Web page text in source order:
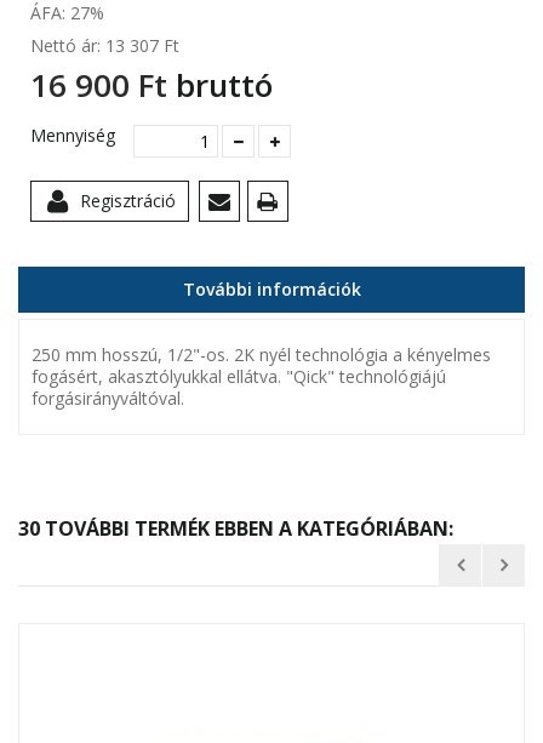
ÁFA: 27%
Nettó ár: 13 307 Ft‎
16 900 Ft‎ bruttó
Mennyiség
Regisztráció
További információk
250 mm hosszú, 1/2"-os. 2K nyél technológia a kényelmes
fogásért, akasztólyukkal ellátva. "Qick" technológiájú
forgásirányváltóval.
30 TOVÁBBI TERMÉK EBBEN A KATEGÓRIÁBAN: